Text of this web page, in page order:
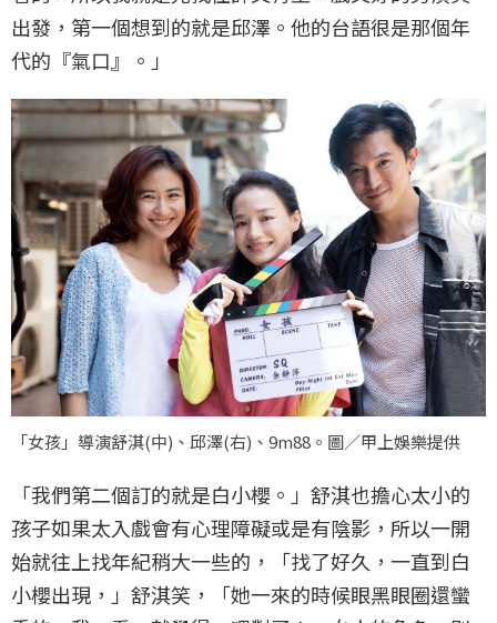
出發，第一個想到的就是邱澤。他的台語很是那個年
代的『氣口』。」
「女孩」導演舒淇(中)、邱澤(右)、9m88。圖／甲上娛樂提供
「我們第二個訂的就是白小櫻。」舒淇也擔心太小的
孩子如果太入戲會有心理障礙或是有陰影，所以一開
始就往上找年紀稍大一些的，「找了好久，一直到白
小櫻出現，」舒淇笑，「她一來的時候眼黑眼圈還蠻